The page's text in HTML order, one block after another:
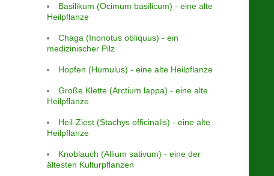
Basilikum (Ocimum basilicum) - eine alte
Heilpflanze
Chaga (Inonotus obliquus) - ein
medizinischer Pilz
Hopfen (Humulus) - eine alte Heilpflanze
Große Klette (Arctium lappa) - eine alte
Heilpflanze
Heil-Ziest (Stachys officinalis) - eine alte
Heilpflanze
Knoblauch (Allium sativum) - eine der
ältesten Kulturpflanzen